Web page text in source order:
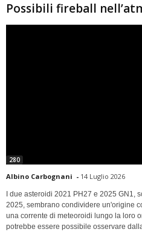
Possibili fireball
280
Albino Carbognani - 14 Luglio 2026
I due asteroidi 2021 PH27 e 2025 GN1,
2025, sembrano condividere un'origine
una corrente di meteoroidi lungo la loro
potrebbe essere possibile osservare